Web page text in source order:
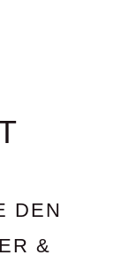
DEN
&